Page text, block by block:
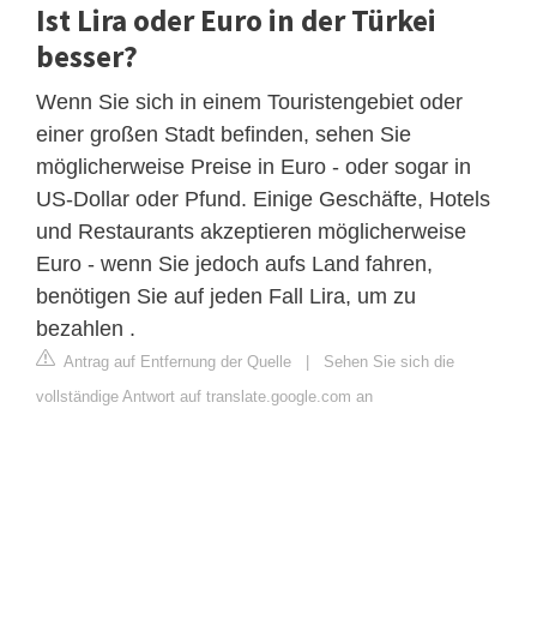
Ist Lira oder Euro in der Türkei
besser?
Wenn Sie sich in einem Touristengebiet oder
einer großen Stadt befinden, sehen Sie
möglicherweise Preise in Euro - oder sogar in
US-Dollar oder Pfund. Einige Geschäfte, Hotels
und Restaurants akzeptieren möglicherweise
Euro - wenn Sie jedoch aufs Land fahren,
benötigen Sie auf jeden Fall Lira, um zu
bezahlen .
Antrag auf Entfernung der Quelle
Sehen Sie sich die
vollständige Antwort auf translate.google.com an